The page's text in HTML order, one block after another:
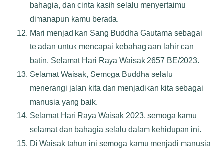
bahagia, dan cinta kasih selalu menyertaimu
dimanapun kamu berada.
Mari menjadikan Sang Buddha Gautama sebagai
teladan untuk mencapai kebahagiaan lahir dan
batin. Selamat Hari Raya Waisak 2657 BE/2023.
Selamat Waisak, Semoga Buddha selalu
menerangi jalan kita dan menjadikan kita sebagai
manusia yang baik.
Selamat Hari Raya Waisak 2023, semoga kamu
selamat dan bahagia selalu dalam kehidupan ini.
Di Waisak tahun ini semoga kamu menjadi manusia